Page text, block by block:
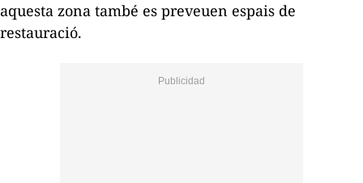
aquesta zona també es preveuen espais de
restauració.